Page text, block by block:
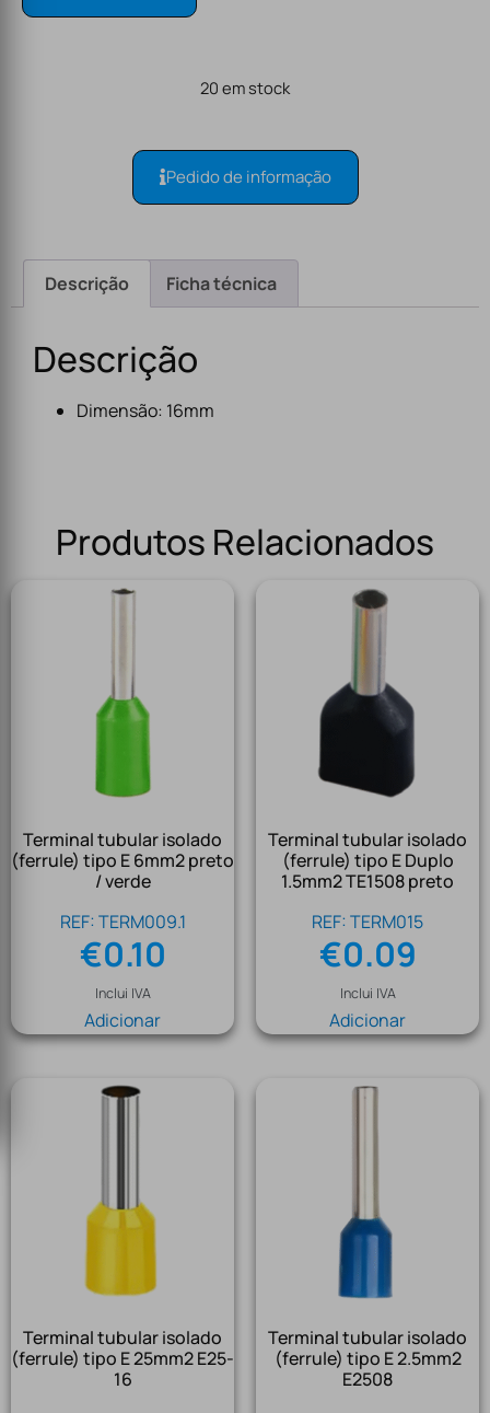
20 em stock
Pedido de informação
Descrição Ficha técnica
Descrição
Dimensão: 16mm
Produtos Relacionados
Terminal tubular isolado
(ferrule) tipo E 6mm2 preto
/ verde
REF: TERM009.1
€0.10
Inclui IVA
Adicionar
Terminal tubular isolado
(ferrule) tipo E Duplo
1.5mm2 TE1508 preto
REF: TERM015
€0.09
Inclui IVA
Adicionar
Terminal tubular isolado
(ferrule) tipo E 25mm2 E25-
16
Terminal tubular isolado
(ferrule) tipo E 2.5mm2
E2508